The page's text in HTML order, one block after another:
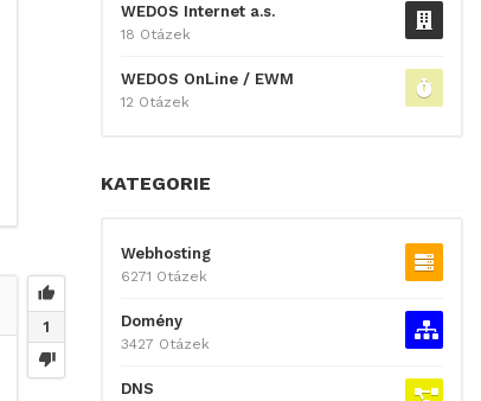
1
WEDOS Internet a.s.
18 Otázek
WEDOS OnLine / EWM
12 Otázek
KATEGORIE
Webhosting
6271 Otázek
Domény
3427 Otázek
DNS